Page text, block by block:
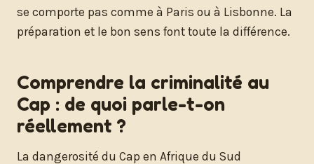
se comporte pas comme à Paris ou à Lisbonne. La
préparation et le bon sens font toute la différence.
Comprendre la criminalité au
Cap : de quoi parle-t-on
réellement ?
La dangerosité du Cap en Afrique du Sud